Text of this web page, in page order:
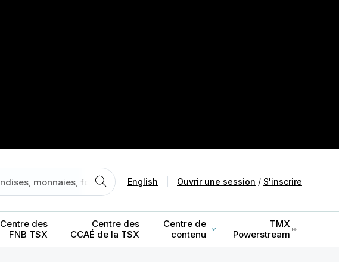
English Ouvrir une session / S'inscrire
Centre des
FNB TSX
Centre des
CCAÉ de la TSX
Centre de
contenu
TMX
Powerstream